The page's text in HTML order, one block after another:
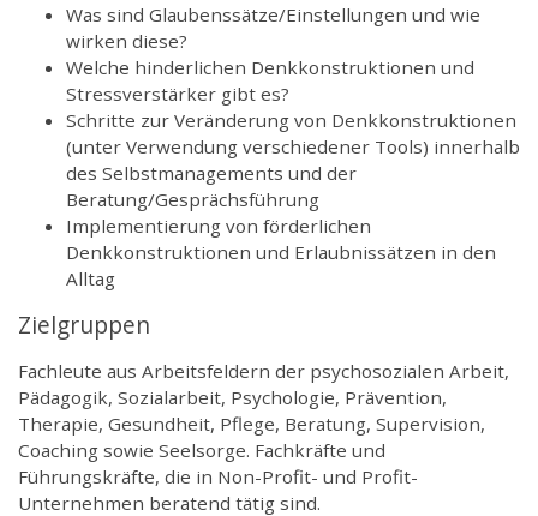
Was sind Glaubenssätze/Einstellungen und wie
wirken diese?
Welche hinderlichen Denkkonstruktionen und
Stressverstärker gibt es?
Schritte zur Veränderung von Denkkonstruktionen
(unter Verwendung verschiedener Tools) innerhalb
des Selbstmanagements und der
Beratung/Gesprächsführung
Implementierung von förderlichen
Denkkonstruktionen und Erlaubnissätzen in den
Alltag
Zielgruppen
Fachleute aus Arbeitsfeldern der psychosozialen Arbeit,
Pädagogik, Sozialarbeit, Psychologie, Prävention,
Therapie, Gesundheit, Pflege, Beratung, Supervision,
Coaching sowie Seelsorge. Fachkräfte und
Führungskräfte, die in Non-Profit- und Profit-
Unternehmen beratend tätig sind.